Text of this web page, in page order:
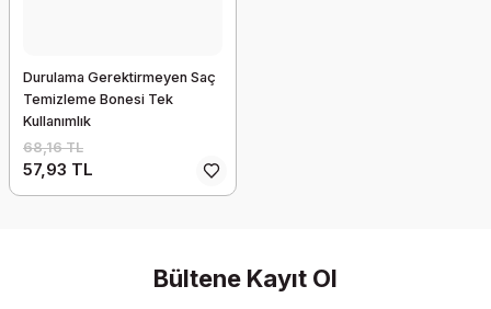
Durulama Gerektirmeyen Saç
Temizleme Bonesi Tek
Kullanımlık
68,16 TL
57,93 TL
Bültene Kayıt Ol